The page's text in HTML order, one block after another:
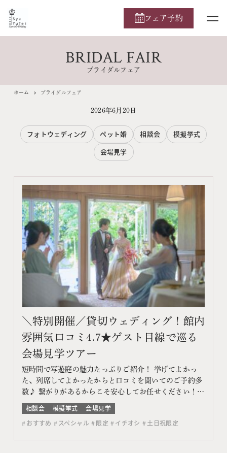
フェア予約
BRIDAL FAIR
ブライダルフェア
ホーム ブライダルフェア
2026年6月20日
フォトウェディング ペット婚 相談会
模擬挙式
会場見学
＼特別開催／貸切ウェディング！館内
雰囲気口コミ4.7★ゲスト目線で巡る
会場見学ツアー
短時間で写遊庭の魅力たっぷりご紹介！ 挙げてよかっ
た、列席してよかったからと口コミを聞いてのご予約多
数♪ 繋がりがあるからこそ安心してお任せください！
お写真のみをご検討のお客様はフォトウェディング相談
会へ このフェアに含まれるコンテンツ フェア特典 特典
内容 WEBサイトよりフェア予約をしていただき、ご来
相談会 模擬挙式
会場見学
おすすめ
スペシャル 限定 イチオシ 土日祝限定